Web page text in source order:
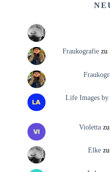
Fraukografiezu
Life Images
Violettazu
Elkezu